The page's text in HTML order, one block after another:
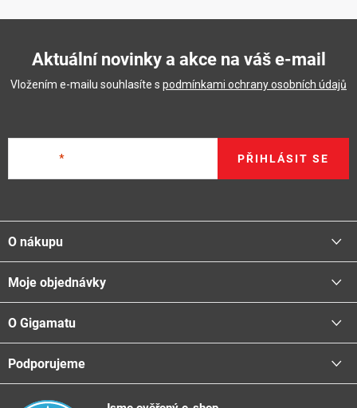
Aktuální novinky a akce na váš e-mail
Vložením e-mailu souhlasíte s podmínkami ochrany osobních údajů
PŘIHLÁSIT SE
á
p
a
O nákupu
Proč nakupovat u nás
Platba - možnosti
Centrála a odběrná místa
Reklamační řád
Moje objednávky
Přihlásit
O Gigamatu
📞Kontakty
Podporujeme